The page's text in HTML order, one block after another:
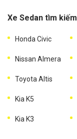
Xe Sedan tìm
Honda Civic
Nissan Almera
Toyota Altis
Kia K5
Kia K3